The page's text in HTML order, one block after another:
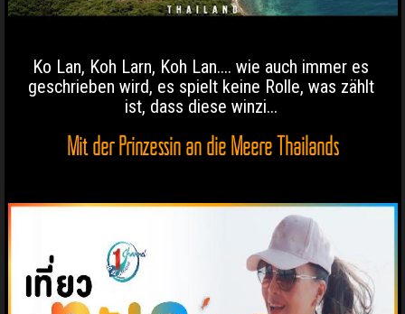
Ko Lan, Koh Larn, Koh Lan.... wie auch immer es
geschrieben wird, es spielt keine Rolle, was zählt
ist, dass diese winzi...
Mit der Prinzessin an die Meere Thailands